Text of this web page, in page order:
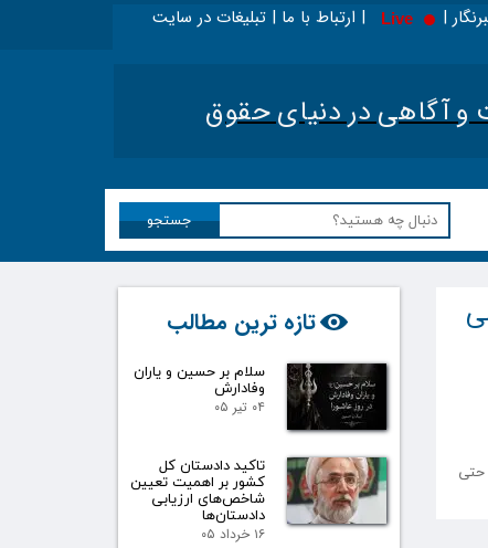
در اینجا بخوانید - ویژه حقوقدانان|
| | ارتباط با ما | تبلیغات در سایت
Live
و آگاهی در دنیای حقوق​​​​​​​
جستجو
حتی
تازه ترین مطالب
سلام بر حسین و یاران
وفادارش
۰۴ تیر ۰۵
تاکید دادستان کل
کشور بر اهمیت تعیین
شاخص‌های ارزیابی
دادستان‌ها
۱۶ خرداد ۰۵